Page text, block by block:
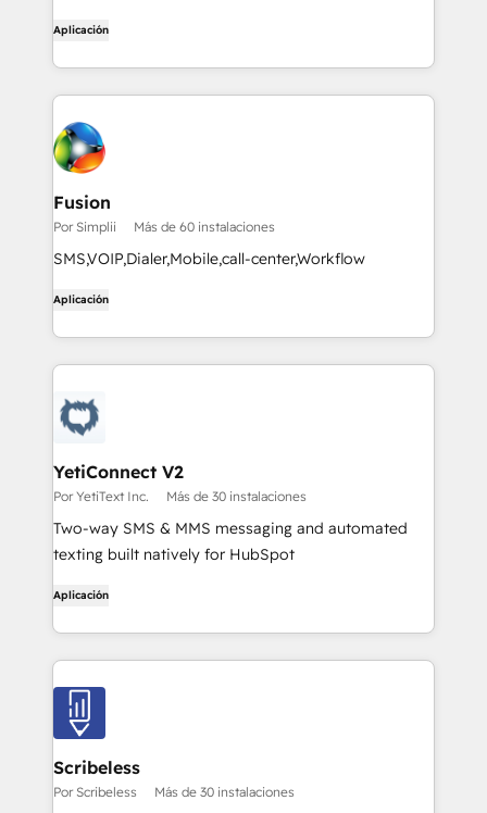
Aplicación
Fusion
Por Simplii Más de 60 instalaciones
SMS,VOIP,Dialer,Mobile,call-center,Workflow
Aplicación
YetiConnect V2
Por YetiText Inc. Más de 30 instalaciones
Two-way SMS & MMS messaging and automated
texting built natively for HubSpot
Aplicación
Scribeless
Por Scribeless Más de 30 instalaciones